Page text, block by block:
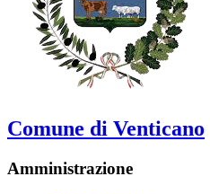
Comune di Venticano
Amministrazione